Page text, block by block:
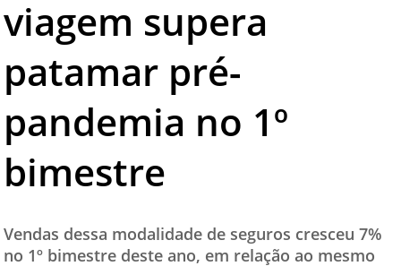
TESTADO E APROVADO
ÚLTIMAS NOTÍCIAS
PARCEIROS
QUEM SOMOS - EQUIPE
CONTATO
viagem supera
patamar pré-
pandemia no 1º
bimestre
Vendas dessa modalidade de seguros cresceu 7%
no 1º bimestre deste ano, em relação ao mesmo